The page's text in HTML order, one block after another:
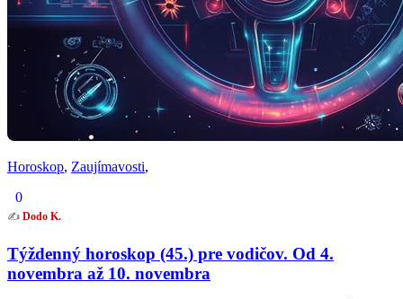
Horoskop, Zaujímavosti,
0
✍️ Dodo K.
Týždenný horoskop (45.) pre vodičov. Od 4.
novembra až 10. novembra